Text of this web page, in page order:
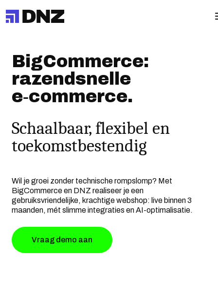
BigCommerce:
razendsnelle
e‑commerce.
Schaalbaar, flexibel en
toekomstbestendig
Wil je groei zonder technische rompslomp? Met
BigCommerce en DNZ realiseer je een
gebruiksvriendelijke, krachtige webshop: live binnen 3
maanden, mét slimme integraties en AI-optimalisatie.
Vraag demo aan